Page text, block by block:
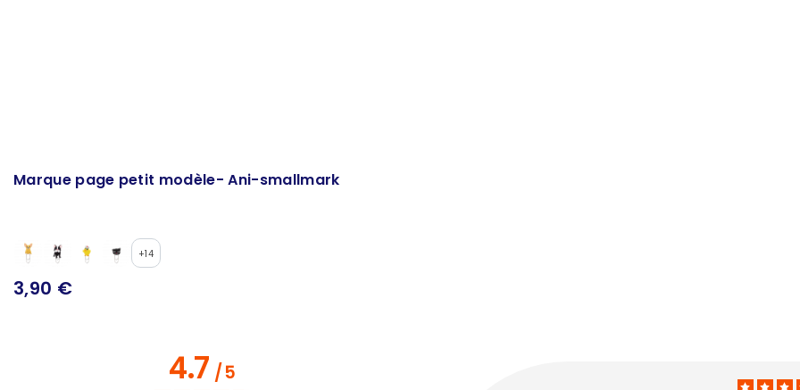
Marque page petit modèle- Ani-smallmark
+14
3,90 €
4.7/5